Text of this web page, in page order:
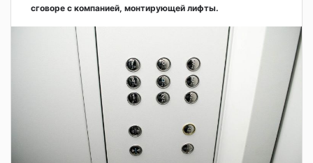
сговоре с компанией, монтирующей лифты.